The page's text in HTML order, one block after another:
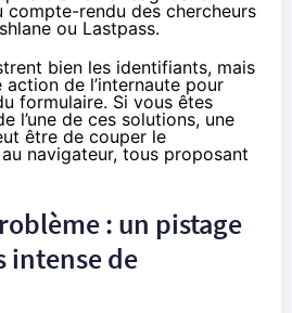
compte-rendu des chercheurs
ou Lastpass.
bien les identifiants, mais
de l’internaute pour
formulaire. Si vous êtes
l’une de ces solutions, une
être de couper le
navigateur, tous proposant
: un pistage
intense de